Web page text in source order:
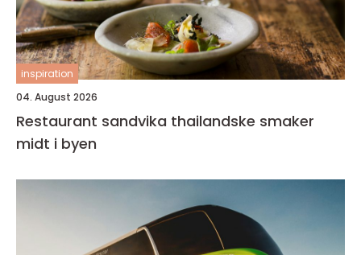
inspiration
04. August 2026
Restaurant sandvika thailandske smaker
midt i byen